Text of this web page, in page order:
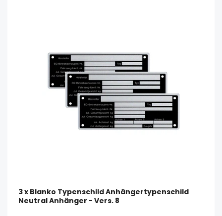
3 x Blanko Typenschild Anhängertypenschild
Neutral Anhänger - Vers. 8